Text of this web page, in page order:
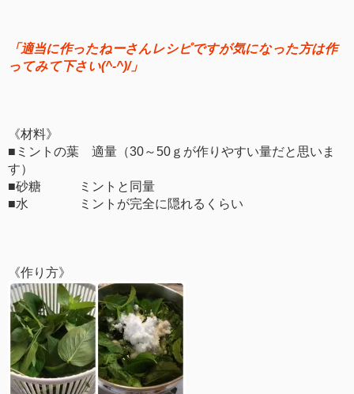
「適当に作ったねーさんレシピですが気になった方は作
ってみて下さい(^-^)/」
《材料》
■ミントの葉 適量（30～50ｇが作りやすい量だと思いま
す）
■砂糖 ミントと同量
■水 ミントが完全に隠れるくらい
《作り方》